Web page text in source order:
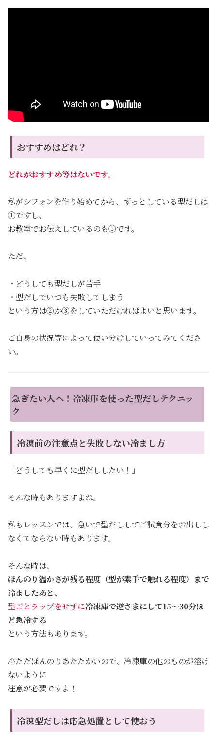
おすすめはどれ？
どれがおすすめ等はないです。
私がシフォンを作り始めてから、ずっとしている型だしは
①ですし、
お教室でお伝えしているのも①です。
ただ、
・どうしても型だしが苦手
・型だしでいつも失敗してしまう
という方は②か③をしていただければよいと思います。
ご自身の状況等によって使い分けしていってみてくださ
い。
急ぎたい人へ！冷凍庫を使った型だしテクニッ
ク
冷凍前の注意点と失敗しない冷まし方
「どうしても早くに型だししたい！」
そんな時もありますよね。
私もレッスンでは、急いで型だししてご試食分をお出しし
なくてならない時もあります。
そんな時は、
ほんのり温かさが残る程度（型が素手で触れる程度）まで
冷ましたあと、
型ごとラップをせずに冷凍庫で逆さまにして15〜30分ほ
ど急冷する
という方法もあります。
⚠️ただほんのりあたたかいので、冷凍庫の他のものが溶け
ないように
注意が必要ですよ！
冷凍型だしは応急処置として使おう